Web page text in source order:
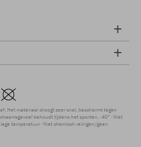
Het materiaal droogt zeer snel, beschermt tegen
behoudt tijdens het sporten. 40° Niet
temperatuur Niet chemisch reinigen/geen